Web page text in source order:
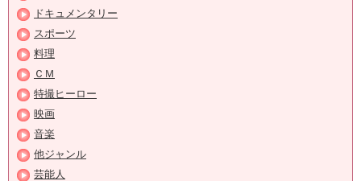
ドキュメンタリー
スポーツ
料理
ＣＭ
特撮ヒーロー
映画
音楽
他ジャンル
芸能人